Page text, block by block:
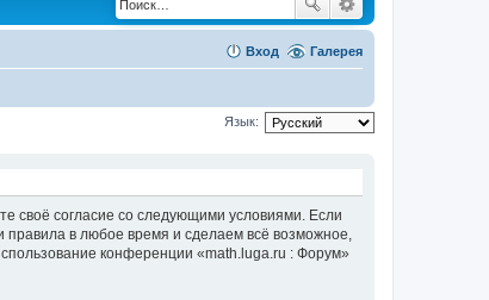
Галерея
Вход
Язык:
своё согласие со следующими условиями. Если
в любое время и сделаем всё возможное,
конференции «math.luga.ru : Форум»